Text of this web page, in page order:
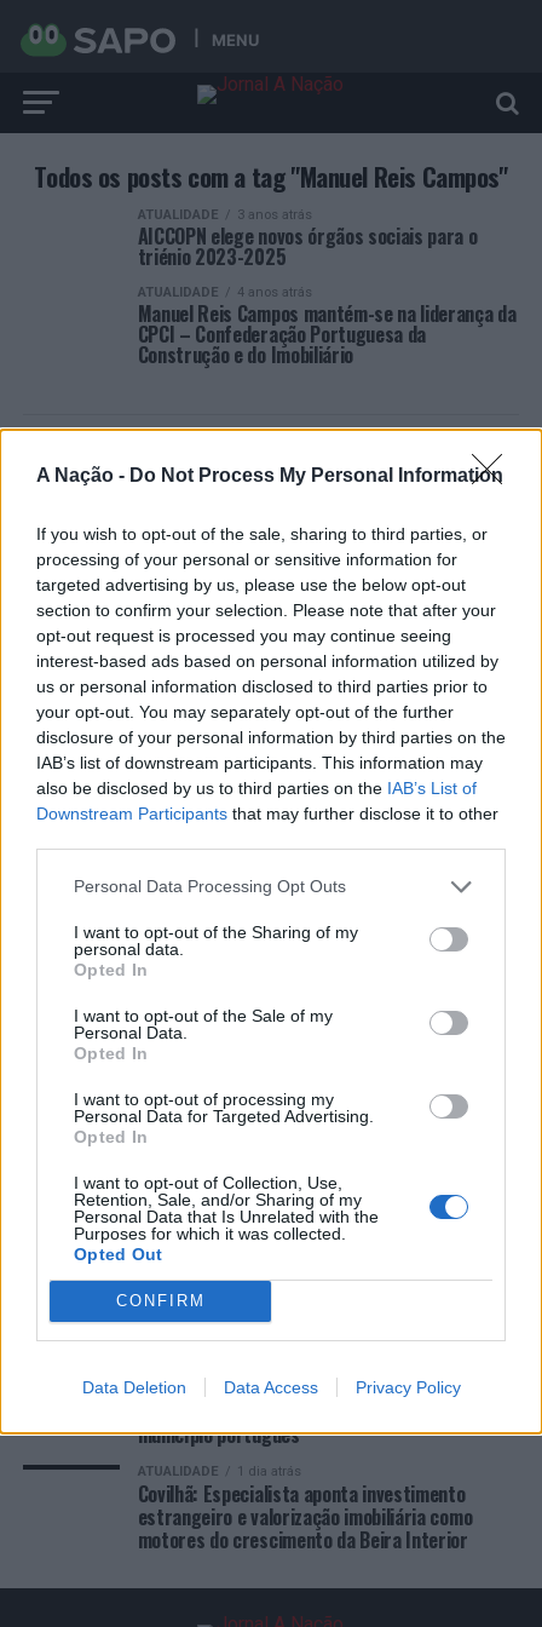
A Nação - Do Not Process My Personal Information
If you wish to opt-out of the sale, sharing to third parties, or
processing of your personal or sensitive information for
targeted advertising by us, please use the below opt-out
section to confirm your selection. Please note that after your
opt-out request is processed you may continue seeing
interest-based ads based on personal information utilized by
us or personal information disclosed to third parties prior to
your opt-out. You may separately opt-out of the further
disclosure of your personal information by third parties on the
IAB’s list of downstream participants. This information may
also be disclosed by us to third parties on the IAB’s List of
Downstream Participants that may further disclose it to other
Personal Data Processing Opt Outs
I want to opt-out of the Sharing of my
personal data.
Opted In
I want to opt-out of the Sale of my
Personal Data.
Opted In
I want to opt-out of processing my
Personal Data for Targeted Advertising.
Opted In
I want to opt-out of Collection, Use,
Retention, Sale, and/or Sharing of my
Personal Data that Is Unrelated with the
Purposes for which it was collected.
Opted Out
CONFIRM
Data Deletion Data Access Privacy Policy
MENU
Todos os posts com a tag "Manuel Reis Campos"
ATUALIDADE 3 anos atrás
AICCOPN elege novos órgãos sociais para o
triénio 2023-2025
ATUALIDADE 4 anos atrás
Manuel Reis Campos mantém-se na liderança da
CPCI – Confederação Portuguesa da
Construção e do Imobiliário
ARTIGOS RECENTES
“Millennium Estoril Open 2026” regressou ao circuito ATP
com vitória do francês Luca Van Assche
Castelo Branco: “Bienal Internacional de Artes e Ofícios”
promete afirmar artesanato, património e inovação como
“motores de desenvolvimento económico e cultural” do
município português
Covilhã: Especialista aponta investimento estrangeiro e
valorização imobiliária como motores do crescimento da
Rio de Janeiro: Governo do Estado propõe parceria com a
FUNCEX para “reforçar inteligência sobre comércio
exterior”
Esposende acolhe festival de kitesurf
COMENTÁRIOS RECENTES
ÚLTIMAS DESTAQUE
ATUALIDADE 3 horas atrás
“Millennium Estoril Open 2026” regressou ao
circuito ATP com vitória do francês Luca Van
Assche
ATUALIDADE 9 horas atrás
Castelo Branco: “Bienal Internacional de Artes e
património e inovação como “motores de
município português
ATUALIDADE 1 dia atrás
Covilhã: Especialista aponta investimento
estrangeiro e valorização imobiliária como
motores do crescimento da Beira Interior